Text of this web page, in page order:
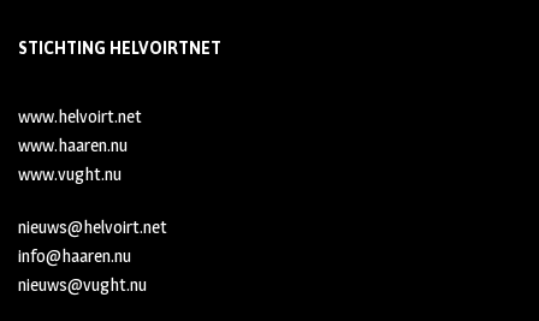
STICHTING HELVOIRTNET
www.helvoirt.net
www.haaren.nu
www.vught.nu
nieuws@helvoirt.net
info@haaren.nu
nieuws@vught.nu